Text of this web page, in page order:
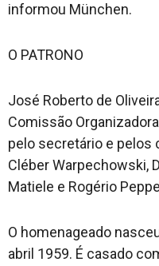
informou München.
O PATRONO
José Roberto de
Comissão
pelo secretário e pelos
Cléber Warpechowski,
Matiele e Rogério
O homenageado
abril 1959. É casado